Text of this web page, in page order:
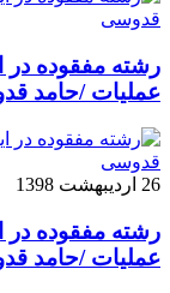
رشته مفقوده در
عملیات /حامد
26 اردیبهشت 1398
رشته مفقوده در
عملیات /حامد